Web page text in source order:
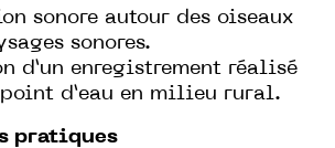
sonore autour des oiseaux
sonores.
d’un enregistrement réalisé
point d’eau en milieu rural.
pratiques